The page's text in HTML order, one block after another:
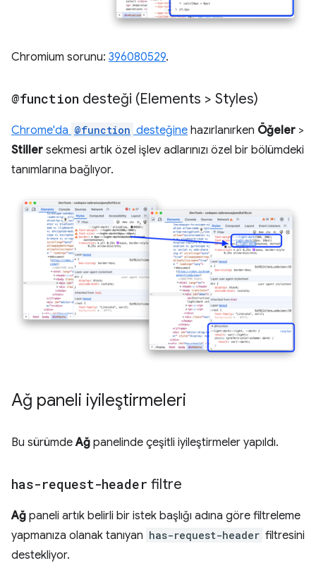
Chromium sorunu: 396080529.
@function desteği (Elements > Styles)
Chrome'da @function desteğine hazırlanırken Öğeler >
Stiller sekmesi artık özel işlev adlarınızı özel bir bölümdeki
tanımlarına bağlıyor.
Ağ paneli iyileştirmeleri
Bu sürümdeAğ panelinde çeşitli iyileştirmeler yapıldı.
has-request-header filtre
Ağ paneli artık belirli bir istek başlığı adına göre filtreleme
yapmanıza olanak tanıyan has-request-header filtresini
destekliyor.